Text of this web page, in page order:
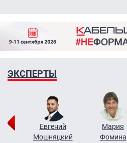
ЭКСПЕРТЫ
Евгений
Мошняцкий
Мария
Фомина